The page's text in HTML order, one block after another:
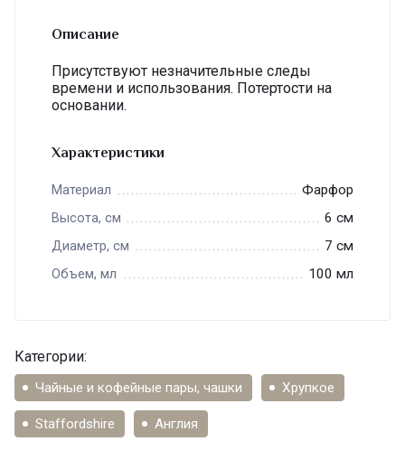
Описание
Присутствуют незначительные следы
времени и использования. Потертости на
основании.
Характеристики
Материал Фарфор
Высота, см 6 см
Диаметр, см 7 см
Объем, мл 100 мл
Категории:
Чайные и кофейные пары, чашки Хрупкое
Staffordshire Англия